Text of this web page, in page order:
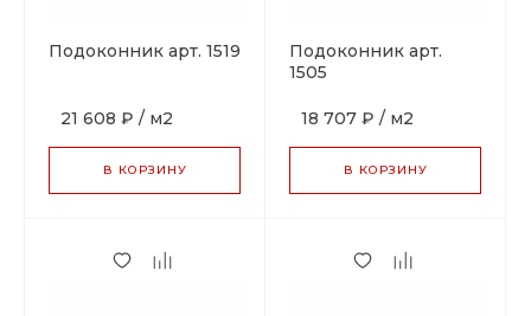
Подоконник арт. 1519
21 608 ₽ / м2
В КОРЗИНУ
Подоконник арт.
1505
18 707 ₽ / м2
В КОРЗИНУ